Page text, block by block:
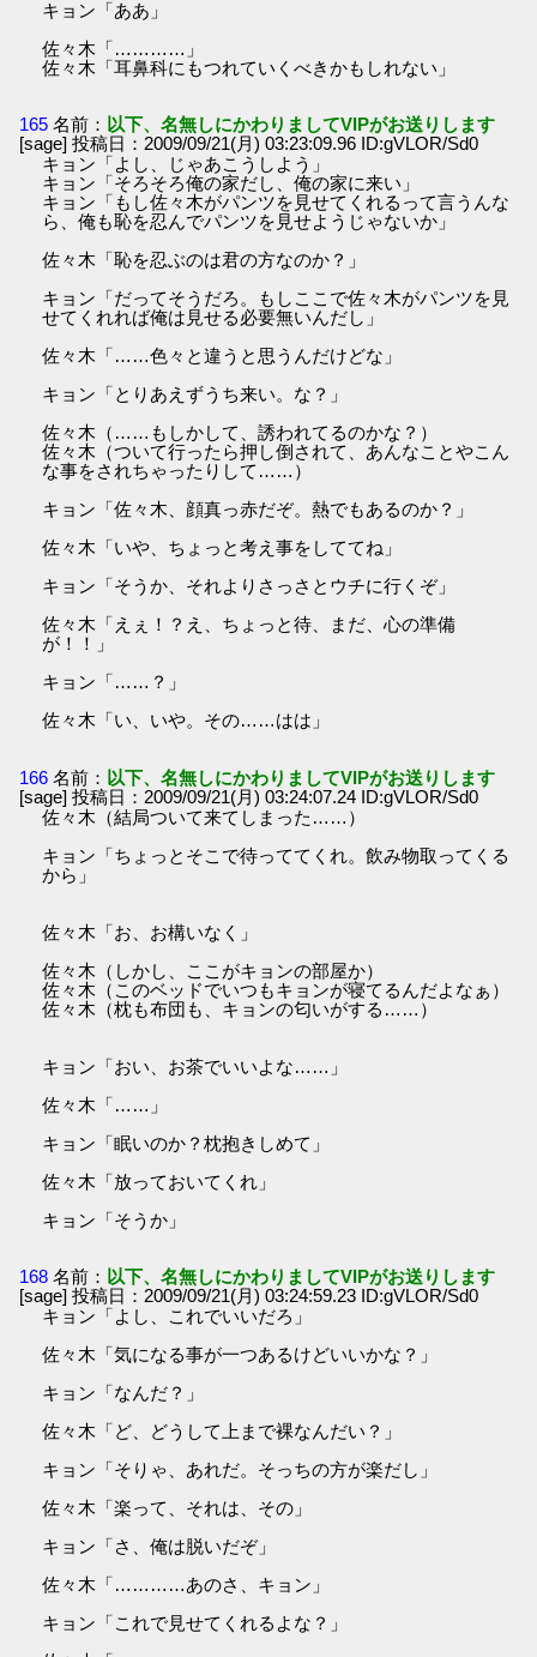
キョン「ああ」
佐々木「…………」
佐々木「耳鼻科にもつれていくべきかもしれない」
165 名前： 以下、名無しにかわりましてVIPがお送りします
[sage] 投稿日：2009/09/21(月) 03:23:09.96 ID:gVLOR/Sd0
キョン「よし、じゃあこうしよう」
キョン「そろそろ俺の家だし、俺の家に来い」
キョン「もし佐々木がパンツを見せてくれるって言うんな
ら、俺も恥を忍んでパンツを見せようじゃないか」
佐々木「恥を忍ぶのは君の方なのか？」
キョン「だってそうだろ。もしここで佐々木がパンツを見
せてくれれば俺は見せる必要無いんだし」
佐々木「……色々と違うと思うんだけどな」
キョン「とりあえずうち来い。な？」
佐々木（……もしかして、誘われてるのかな？）
佐々木（ついて行ったら押し倒されて、あんなことやこん
な事をされちゃったりして……）
キョン「佐々木、顔真っ赤だぞ。熱でもあるのか？」
佐々木「いや、ちょっと考え事をしててね」
キョン「そうか、それよりさっさとウチに行くぞ」
佐々木「えぇ！？え、ちょっと待、まだ、心の準備
が！！」
キョン「……？」
佐々木「い、いや。その……はは」
166 名前： 以下、名無しにかわりましてVIPがお送りします
[sage] 投稿日：2009/09/21(月) 03:24:07.24 ID:gVLOR/Sd0
佐々木（結局ついて来てしまった……）
キョン「ちょっとそこで待っててくれ。飲み物取ってくる
から」
佐々木「お、お構いなく」
佐々木（しかし、ここがキョンの部屋か）
佐々木（このベッドでいつもキョンが寝てるんだよなぁ）
佐々木（枕も布団も、キョンの匂いがする……）
キョン「おい、お茶でいいよな……」
佐々木「……」
キョン「眠いのか？枕抱きしめて」
佐々木「放っておいてくれ」
キョン「そうか」
168 名前： 以下、名無しにかわりましてVIPがお送りします
[sage] 投稿日：2009/09/21(月) 03:24:59.23 ID:gVLOR/Sd0
キョン「よし、これでいいだろ」
佐々木「気になる事が一つあるけどいいかな？」
キョン「なんだ？」
佐々木「ど、どうして上まで裸なんだい？」
キョン「そりゃ、あれだ。そっちの方が楽だし」
佐々木「楽って、それは、その」
キョン「さ、俺は脱いだぞ」
佐々木「…………あのさ、キョン」
キョン「これで見せてくれるよな？」